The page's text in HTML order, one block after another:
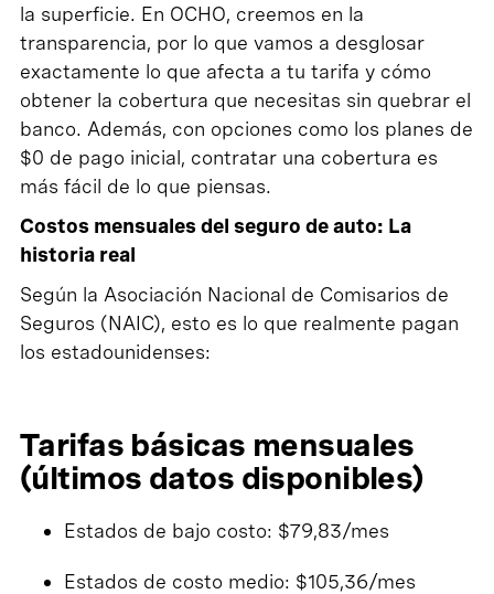
la superficie. En OCHO, creemos en la
transparencia, por lo que vamos a desglosar
exactamente lo que afecta a tu tarifa y cómo
obtener la cobertura que necesitas sin quebrar el
banco. Además, con opciones como los planes de
$0 de pago inicial, contratar una cobertura es
más fácil de lo que piensas.
Costos mensuales del seguro de auto: La
historia real
Según la Asociación Nacional de Comisarios de
Seguros (NAIC), esto es lo que realmente pagan
los estadounidenses:
Tarifas básicas mensuales
(últimos datos disponibles)
Estados de bajo costo: $79,83/mes
Estados de costo medio: $105,36/mes